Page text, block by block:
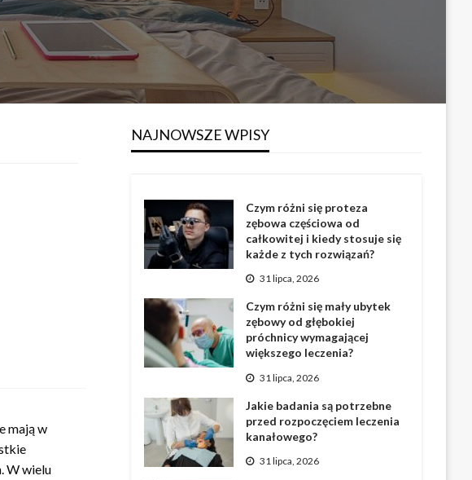
mają w
W wielu
NAJNOWSZE WPISY
Czym różni się proteza
zębowa częściowa od
całkowitej i kiedy stosuje się
każde z tych rozwiązań?
31 lipca, 2026
Czym różni się mały ubytek
zębowy od głębokiej
próchnicy wymagającej
większego leczenia?
31 lipca, 2026
Jakie badania są potrzebne
przed rozpoczęciem leczenia
kanałowego?
31 lipca, 2026